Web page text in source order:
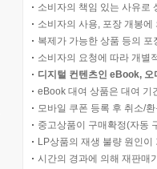
소비자의 책임 있는 사유로
소비자의 사용, 포장 개봉
복제가 가능한 상품 등의
소비자의 요청에 따라 개별
디지털 컨텐츠인 eBook,
eBook 대여 상품은 대여 기
모바일 쿠폰 등록 후 취소/
중고상품이 구매확정(자동
LP상품의 재생 불량 원인
시간의 경과에 의해 재판매